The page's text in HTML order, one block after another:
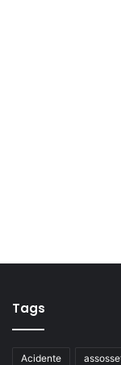
Tags
Acidente